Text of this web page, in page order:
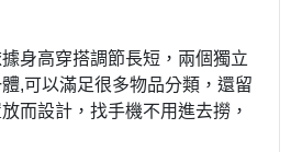
身高穿搭調節長短，兩個獨立
,可以滿足很多物品分類，還留
而設計，找手機不用進去撈，